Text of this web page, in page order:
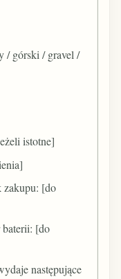
/ górski / gravel /
istotne]
[do
baterii: [do
następujące